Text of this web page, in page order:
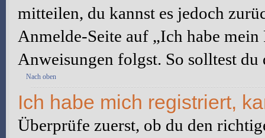
mitteilen, du kannst es jedoch
Anmelde-Seite auf „Ich habe
Anweisungen folgst. So solltest
Nach oben
Ich habe mich registriert,
Überprüfe zuerst, ob du den